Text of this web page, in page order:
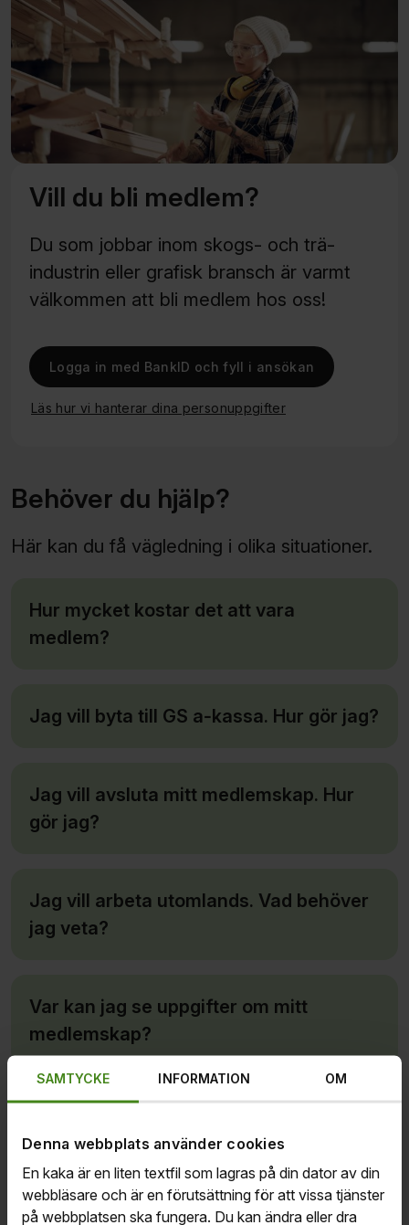
SAMTYCKE INFORMATION OM
Denna webbplats använder cookies
En kaka är en liten textfil som lagras på din dator av din
webbläsare och är en förutsättning för att vissa tjänster
på webbplatsen ska fungera. Du kan ändra eller dra
Vill du bli medlem?
Du som jobbar inom skogs- och trä­
industrin eller grafisk bransch är varmt
välkommen att bli medlem hos oss!
Logga in med BankID och fyll i ansökan
Läs hur vi hanterar dina personuppgifter
Behöver du hjälp?
Här kan du få vägledning i olika situationer.
Hur mycket kostar det att vara
medlem?
Jag vill byta till GS a‑kassa. Hur gör jag?
Jag vill avsluta mitt medlem­skap. Hur
gör jag?
Jag vill arbeta utomlands. Vad behöver
jag veta?
Var kan jag se uppgifter om mitt
medlemskap?
Mitt medlem­skap
Se din medlemstid
Ändra betalsätt eller kontaktuppgifter